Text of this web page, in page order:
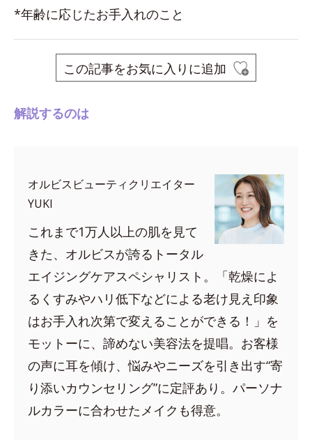
*年齢に応じたお手入れのこと
この記事をお気に入りに追加
解説するのは
オルビスビューティクリエイター
YUKI
これまで1万人以上の肌を見て
きた、オルビスが誇るトータル
エイジングケアスペシャリスト。「乾燥によ
るくすみやハリ低下などによる老け見え印象
はお手入れ次第で変えることができる！」を
モットーに、諦めない美容法を提唱。お客様
の声に耳を傾け、悩みやニーズを引き出す“寄
り添いカウンセリング”に定評あり。パーソナ
ルカラーに合わせたメイクも得意。